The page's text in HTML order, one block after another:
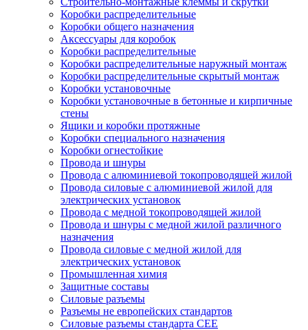
Коробки распределительные
Коробки общего назначения
Аксессуары для коробок
Коробки распределительные
Коробки распределительные наружный монтаж
Коробки распределительные скрытый монтаж
Коробки установочные
Коробки установочные в бетонные и кирпичные
стены
Ящики и коробки протяжные
Коробки специального назначения
Коробки огнестойкие
Провода и шнуры
Провода с алюминиевой токопроводящей жилой
Провода силовые с алюминиевой жилой для
электрических установок
Провода с медной токопроводящей жилой
Провода и шнуры с медной жилой различного
назначения
Провода силовые с медной жилой для
электрических установок
Промышленная химия
Защитные составы
Силовые разъемы
Разъемы не европейских стандартов
Силовые разъемы стандарта CEE